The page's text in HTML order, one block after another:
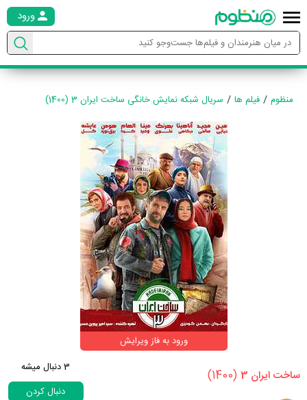
ورود
منظوم فیلم ها سریال شبکه نمایش خانگی ساخت ایران 3 (1400)
ورود به فاز ویرایش
‏ساخت ایران 3‏ (1400)
3دنبال میشه
دنبال کردن